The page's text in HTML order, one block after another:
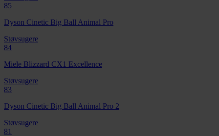
85
Dyson Cinetic Big Ball Animal Pro
Støvsugere
84
Miele Blizzard CX1 Excellence
Støvsugere
83
Dyson Cinetic Big Ball Animal Pro 2
Støvsugere
81